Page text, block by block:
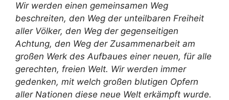
Wir werden einen gemeinsamen Weg
beschreiten, den Weg der unteilbaren Freiheit
aller Völker, den Weg der gegenseitigen
Achtung, den Weg der Zusammenarbeit am
großen Werk des Aufbaues einer neuen, für alle
gerechten, freien Welt. Wir werden immer
gedenken, mit welch großen blutigen Opfern
aller Nationen diese neue Welt erkämpft wurde.